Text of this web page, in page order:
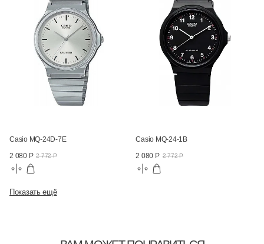
Casio MQ-24D-7E
2 080 Р 2 772 Р
Casio MQ-24-1B
2 080 Р 2 772 Р
Показать ещё